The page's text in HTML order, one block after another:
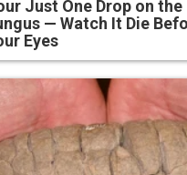
Just One Drop on the
— Watch It Die
Eyes